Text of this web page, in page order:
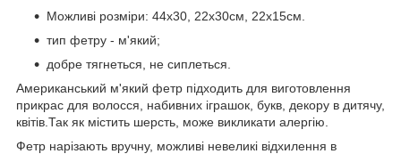
Можливі розміри: 44х30, 22х30см, 22х15см.
тип фетру - м'який;
добре тягнеться, не сиплеться.
Американський м'який фетр підходить для виготовлення
прикрас для волосся, набивних іграшок, букв, декору в дитячу,
квітів.Так як містить шерсть, може викликати алергію.
Фетр нарізають вручну, можливі невеликі відхилення в